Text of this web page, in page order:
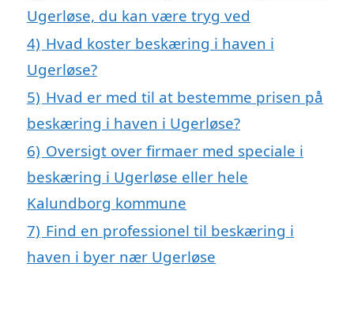
Ugerløse, du kan være tryg ved
4) Hvad koster beskæring i haven i
Ugerløse?
5) Hvad er med til at bestemme prisen på
beskæring i haven i Ugerløse?
6) Oversigt over firmaer med speciale i
beskæring i Ugerløse eller hele
Kalundborg kommune
7) Find en professionel til beskæring i
haven i byer nær Ugerløse